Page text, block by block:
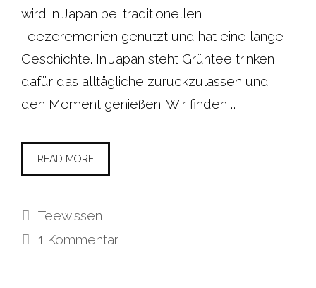
wird in Japan bei traditionellen
Teezeremonien genutzt und hat eine lange
Geschichte. In Japan steht Grüntee trinken
dafür das alltägliche zurückzulassen und
den Moment genießen. Wir finden …
READ MORE
Kategorien
Teewissen
1 Kommentar